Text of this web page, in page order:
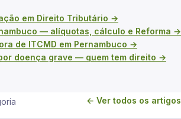
em Direito Tributário →
— alíquotas, cálculo e Reforma →
de ITCMD em Pernambuco →
doença grave — quem tem direito →
← Ver todos os artigos